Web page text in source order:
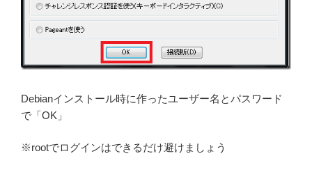
Debianインストール時に作ったユーザー名とパスワード
で「OK」
※rootでログインはできるだけ避けましょう